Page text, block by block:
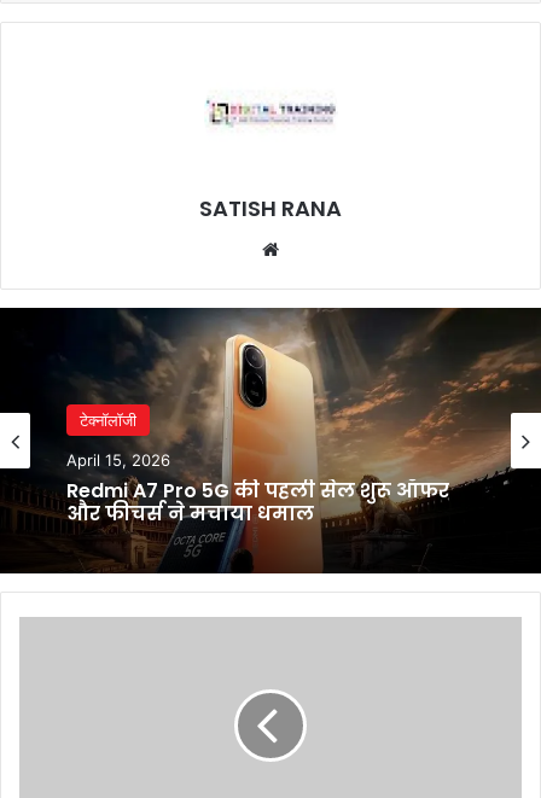
SATISH RANA
टेक्नॉलॉजी
April 15, 2026
Redmi A7 Pro 5G की पहली सेल शुरू ऑफर
और फीचर्स ने मचाया धमाल